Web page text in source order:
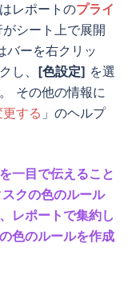
レポートのプライ
シート上で展開
バーを右クリッ
し、 [色設定] を選
その他の情報に
する 」のヘルプ
一目で伝えること
クの色のルール
レポートで集約し
色のルールを作成